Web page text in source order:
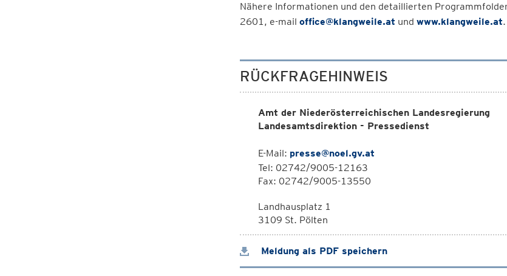
Nähere Informationen und den detaillierten
2601, e-mail office@klangweile.at und www.klangweile.at.
RÜCKFRAGEHINWEIS
Amt der Niederösterreichischen Landesregierung
Landesamtsdirektion - Pressedienst
E-Mail: presse@noel.gv.at
Tel: 02742/9005-12163
Fax: 02742/9005-13550
Landhausplatz 1
3109 St. Pölten
Meldung als PDF speichern